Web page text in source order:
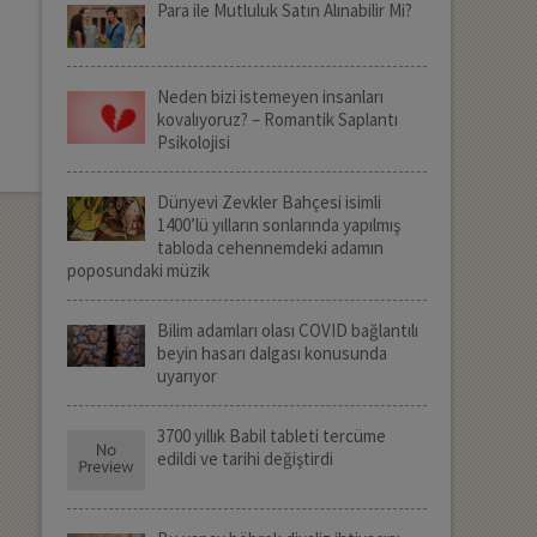
Para ile Mutluluk Satın Alınabilir Mi?
Neden bizi istemeyen insanları
kovalıyoruz? – Romantik Saplantı
Psikolojisi
Dünyevi Zevkler Bahçesi isimli
1400’lü yılların sonlarında yapılmış
tabloda cehennemdeki adamın
poposundaki müzik
Bilim adamları olası COVID bağlantılı
beyin hasarı dalgası konusunda
uyarıyor
3700 yıllık Babil tableti tercüme
edildi ve tarihi değiştirdi